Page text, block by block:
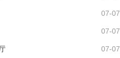
来玩法多样。
07-07
07-07
07-07